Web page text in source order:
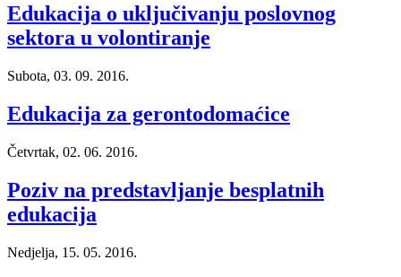
Edukacija o uključivanju poslovnog
sektora u volontiranje
Subota, 03. 09. 2016.
Edukacija za gerontodomaćice
Četvrtak, 02. 06. 2016.
Poziv na predstavljanje besplatnih
edukacija
Nedjelja, 15. 05. 2016.